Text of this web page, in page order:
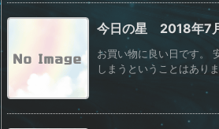
今日の星 2018年7
お買い物に良い日です。
しまうということはあり